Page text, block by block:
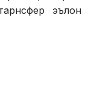
эълон